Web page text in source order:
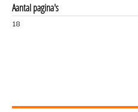
Aantal pagina's
18